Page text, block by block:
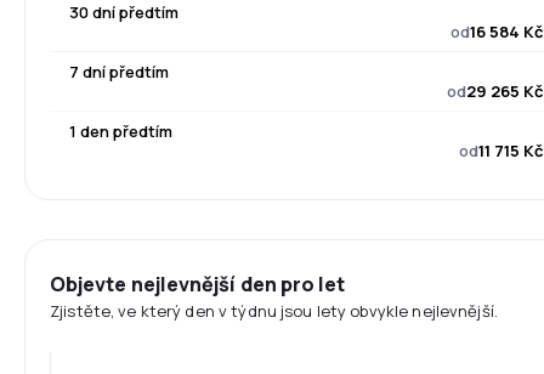
30 dní předtím
od16 584 Kč
7 dní předtím
od29 265 Kč
1 den předtím
od11 715 Kč
Objevte nejlevnější den pro let
Zjistěte, ve který den v týdnu jsou lety obvykle nejlevnější.